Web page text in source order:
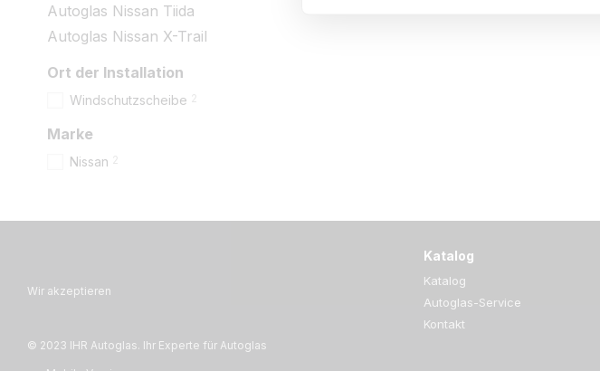
Autoglas Nissan Tiida
Autoglas Nissan X-Trail
Ort der Installation
Windschutzscheibe 2
Marke
Nissan 2
Wir akzeptieren
© 2023 IHR Autoglas. Ihr Experte für Autoglas
Katalog
Katalog
Autoglas-Service
Kontakt